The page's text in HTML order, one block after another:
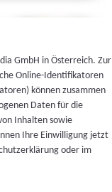
GmbH in Österreich. Zur
Online-Identifikatoren
können zusammen
Daten für die
Inhalten sowie
Ihre Einwilligung jetzt
oder im